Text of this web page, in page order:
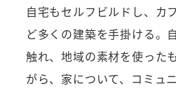
自宅もセルフビルドし、カ
ど多くの建築を手掛ける。
触れ、地域の素材を使った
がら、家について、コミュ